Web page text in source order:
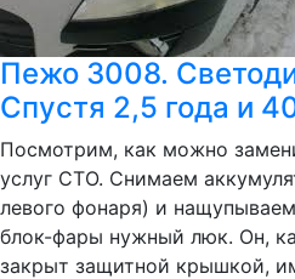
Пежо 3008.
Спустя 2,5 года и
Посмотрим, как можно
услуг СТО. Снимаем
левого фонаря) и
блок-фары нужный люк. Он,
закрыт защитной крышкой,